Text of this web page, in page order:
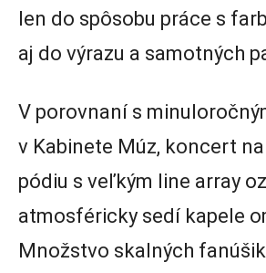
len do spôsobu práce s
aj do výrazu a samotných
V porovnaní s
v Kabinete Múz, koncert
pódiu s veľkým line array
atmosféricky sedí kapele
Množstvo skalných